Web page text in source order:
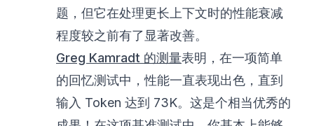
题，但它在处理更长上下文时的性能衰减
程度较之前有了显著改善。
Greg Kamradt 的测量表明，在一项简单
的回忆测试中，性能一直表现出色，直到
输入 Token 达到 73K。这是个相当优秀的